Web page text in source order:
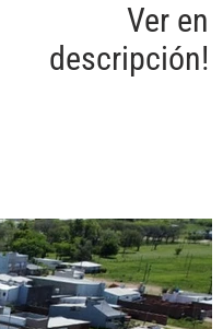
Ver en
descripción!